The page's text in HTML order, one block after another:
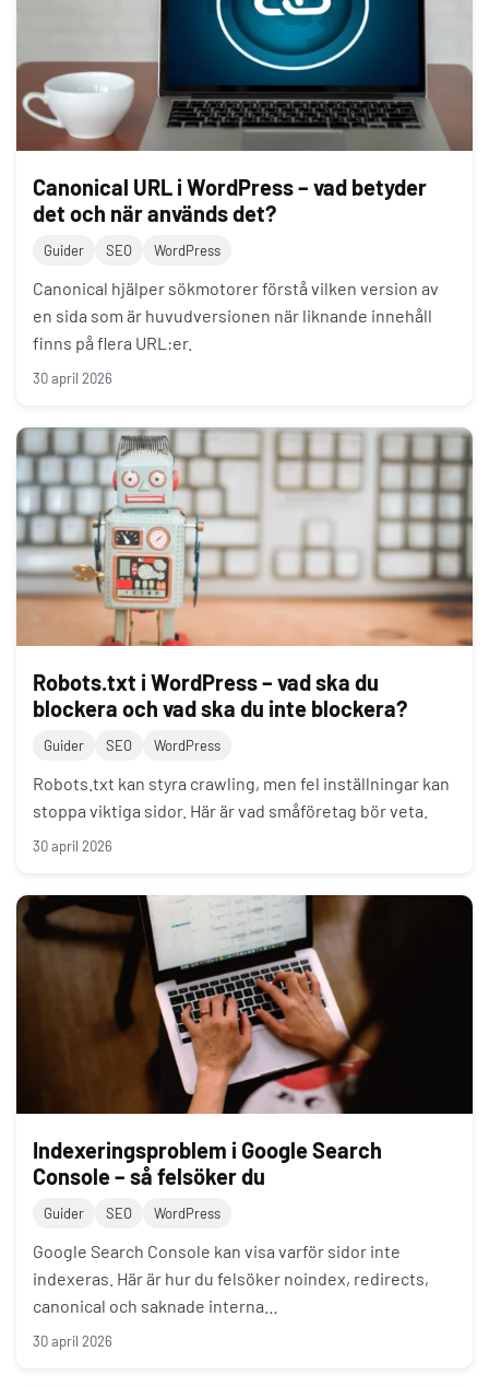
Canonical URL i WordPress – vad betyder
det och när används det?
Guider SEO WordPress
Canonical hjälper sökmotorer förstå vilken version av
en sida som är huvudversionen när liknande innehåll
finns på flera URL:er.
30 april 2026
Robots.txt i WordPress – vad ska du
blockera och vad ska du inte blockera?
Guider SEO WordPress
Robots.txt kan styra crawling, men fel inställningar kan
stoppa viktiga sidor. Här är vad småföretag bör veta.
30 april 2026
Indexeringsproblem i Google Search
Console – så felsöker du
Guider SEO WordPress
Google Search Console kan visa varför sidor inte
indexeras. Här är hur du felsöker noindex, redirects,
canonical och saknade interna…
30 april 2026